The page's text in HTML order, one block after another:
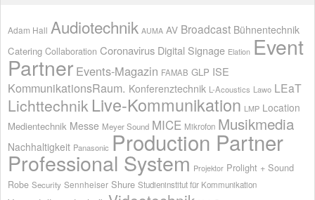
Adam Hall Audiotechnik AUMA AV Broadcast Bühnentechnik
Catering Collaboration Coronavirus Digital Signage Elation Event
Partner Events-Magazin FAMAB GLP ISE
KommunikationsRaum. Konferenztechnik L-Acoustics Lawo LEaT
Lichttechnik Live-Kommunikation LMP Location
Medientechnik Messe Meyer Sound MICE Mikrofon Musikmedia
Nachhaltigkeit Panasonic Production Partner
Professional System Projektor Prolight + Sound
Robe Security Sennheiser Shure Studieninstitut für Kommunikation